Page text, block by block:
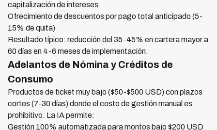
capitalización de intereses
Ofrecimiento de descuentos por pago total anticipado (5-
15% de quita)
Resultado típico: reducción del 35-45% en cartera mayor a
60 días en 4-6 meses de implementación.
Adelantos de Nómina y Créditos de
Consumo
Productos de ticket muy bajo ($50-$500 USD) con plazos
cortos (7-30 días) donde el costo de gestión manual es
prohibitivo. La IA permite:
Gestión 100% automatizada para montos bajo $200 USD